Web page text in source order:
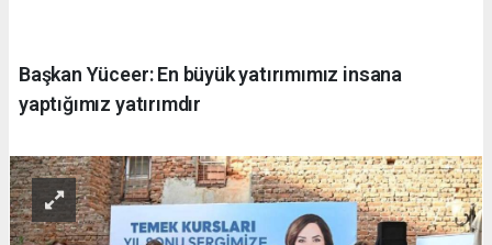
Başkan Yüceer: En büyük yatırımımız insana
yaptığımız yatırımdır